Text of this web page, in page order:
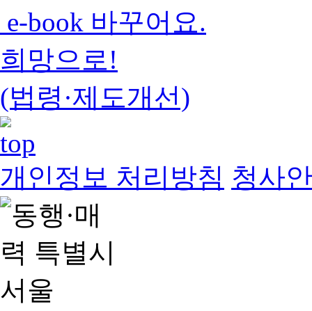
e-book 바꾸어요.
희망으로!
(법령·제도개선)
개인정보 처리방침 청사